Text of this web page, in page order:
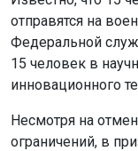
отправятся на
Федеральной
15 человек в
инновационного
Несмотря на
ограничений, в